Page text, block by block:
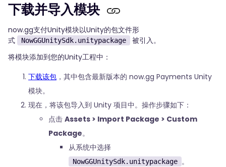
下载并导入模块
now.gg支付Unity模块以Unity的包文件形
式
NowGGUnitySdk.unitypackage
被引入。
将模块添加到您的Unity工程中：
下载该包 ，其中包含最新版本的 now.gg Payments Unity
模块。
现在，将该包导入到 Unity 项目中。操作步骤如下：
点击 Assets > Import Package > Custom
Package。
从系统中选择
NowGGUnitySdk.unitypackage 。